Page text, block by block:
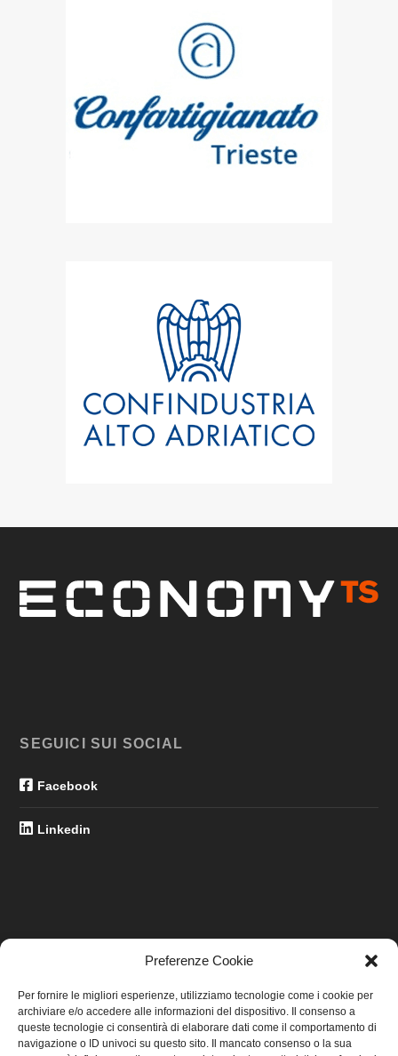
Preferenze Cookie
Per fornire le migliori esperienze, utilizziamo tecnologie come i cookie per
archiviare e/o accedere alle informazioni del dispositivo. Il consenso a
queste tecnologie ci consentirà di elaborare dati come il comportamento di
navigazione o ID univoci su questo sito. Il mancato consenso o la sua
SEGUICI SUI SOCIAL
Facebook
Linkedin
Home